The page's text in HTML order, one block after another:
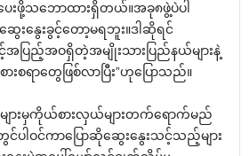
ေးဖို့သ‌ဘောထားရှိတယ်။အခု၈ဖွဲ့ပဲပါ
းခွင့်‌တော့မရဘူး။ဒါဆိုရင်
အပြည့်အဝရှိတဲ့အမျိုးသားပြည်နယ်များနဲ့
စရာ‌တွေဖြစ်လာပြီး”ဟု‌ပြောသည်။
ျားမှကိုယ်စားလှယ်များတက်‌ရောက်မည်
ပါဝင်ကာ‌ပြောဆို‌ဆွေး‌နွေးသင့်သည့်များ